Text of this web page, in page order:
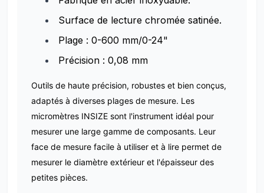
Surface de lecture chromée satinée.
Plage : 0-600 mm/0-24"
Précision : 0,08 mm
Outils de haute précision, robustes et bien conçus,
adaptés à diverses plages de mesure. Les
micromètres INSIZE sont l'instrument idéal pour
mesurer une large gamme de composants. Leur
face de mesure facile à utiliser et à lire permet de
mesurer le diamètre extérieur et l'épaisseur des
petites pièces.